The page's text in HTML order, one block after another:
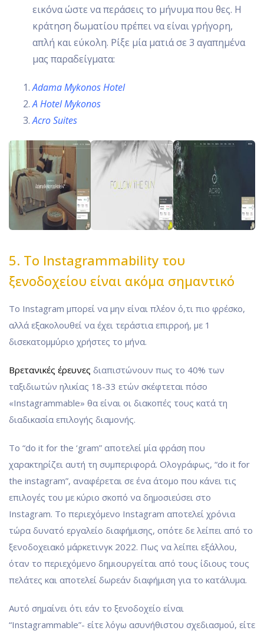
εικόνα ώστε να περάσεις το μήνυμα που θες. Η
κράτηση δωματίου πρέπει να είναι γρήγορη,
απλή και εύκολη. Ρίξε μία ματιά σε 3 αγαπημένα
μας παραδείγματα:
Adama Mykonos Hotel
A Hotel Mykonos
Acro Suites
5. Το Instagrammability του
ξενοδοχείου είναι ακόμα σημαντικό
Το Instagram μπορεί να μην είναι πλέον ό,τι πιο φρέσκο,
αλλά εξακολουθεί να έχει τεράστια επιρροή, με 1
δισεκατομμύριο χρήστες το μήνα.
Βρετανικές έρευνες διαπιστώνουν πως το 40% των
ταξιδιωτών ηλικίας 18-33 ετών σκέφτεται πόσο
«Instagrammable» θα είναι οι διακοπές τους κατά τη
διαδικασία επιλογής διαμονής.
Το “do it for the ‘gram” αποτελεί μία φράση που
χαρακτηρίζει αυτή τη συμπεριφορά. Ολογράφως, “do it for
the instagram”, αναφέρεται σε ένα άτομο που κάνει τις
επιλογές του με κύριο σκοπό να δημοσιεύσει στο
Instagram. Το περιεχόμενο Instagram αποτελεί χρόνια
τώρα δυνατό εργαλείο διαφήμισης, οπότε δε λείπει από το
ξενοδοχειακό μάρκετινγκ 2022. Πως να λείπει εξάλλου,
όταν το περιεχόμενο δημιουργείται από τους ίδιους τους
πελάτες και αποτελεί δωρεάν διαφήμιση για το κατάλυμα.
Αυτό σημαίνει ότι εάν το ξενοδοχείο είναι
“Instagrammable”- είτε λόγω ασυνήθιστου σχεδιασμού, είτε